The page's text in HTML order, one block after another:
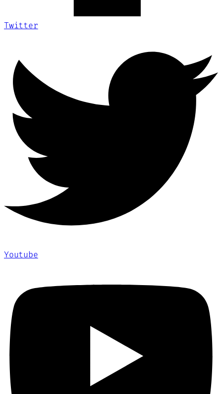
Twitter
Youtube